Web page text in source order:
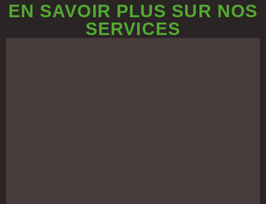
EN SAVOIR PLUS SUR NOS
SERVICES